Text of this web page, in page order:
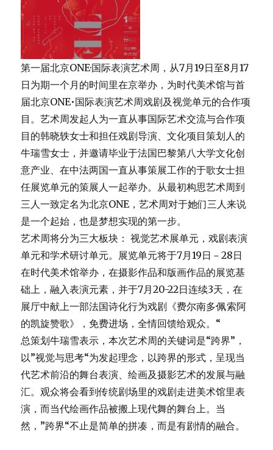
第一届北京ONE·国际表演艺术周，从7月19日至8月17
日为期一个月的时间里在京举办，为时代美术馆与首
届北京ONE•国际表演艺术周戏剧及视觉单元的合作项
目。艺术周发起人为一直从事国际艺术交流与合作项
目的韩晓轶女士和担任戏剧导演、文化项目策划人的
牛瑞雪女士，并邀请毕业于法国巴黎第八大学文化创
意产业、在中法两国一直从事策展工作的于歌女士担
任展览单元的策展人一起举办。从最初构思艺术周到
三人一致定名为北京ONE，艺术周对于她们三人来说
是一个起始，也是梦想实现的第一步。
艺术周将分为三大板块： 视觉艺术展单元，戏剧表演
单元和学术研讨单元。展览单元将于7月19日－28日
在时代美术馆举办，在摄影作品和版画作品的展览基
础上，融入表演元素，并于7月20-22日连续3天，在
展厅中献上一部法国诗化行为戏剧《费尔南多·佩索阿
的凯旋赞歌》，免费进场，全情回馈给观众。“
总策划牛瑞雪表示，本次艺术周的关键词是“跨界”，
以”视觉与思考“为发起理念，以跨界的形式，呈现当
代艺术前沿的舞台表演、绘画及摄影艺术的发展与融
汇。观众将会看到传统剧场里的戏剧走进美术馆里表
演，而当代绘画作品被搬上现代舞的舞台上。当
然，”跨界“不止是简单的拼凑，而是有剧情的融合。